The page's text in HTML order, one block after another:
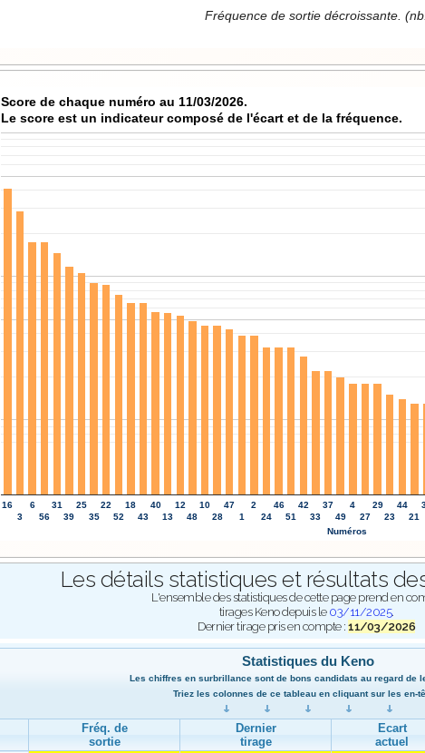
Fréquence de sortie décroissante.
Score de chaque numéro au 11/03/2026.
Le score est un indicateur composé de l'écart et de la fréquence.
16
3
6
56
31
39
25
35
22
52
18
43
40
13
12
48
10
28
47
1
2
24
46
51
42
33
37
49
4
27
29
23
44
21
Numéros
Les détails statistiques et résultats
L'ensemble des statistiques de cette page prend en
tirages Keno depuis le 03/11/2025.
Dernier tirage pris en compte : 11/03/2026
Statistiques du Keno
Les chiffres en surbrillance sont de bons candidats au regard de
Triez les colonnes de ce tableau en cliquant sur les en-
Fréq. de
sortie
Dernier
tirage
Ecart
actuel